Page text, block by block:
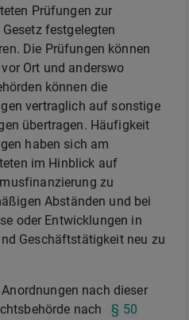
Prüfungen zur
festgelegten
Die Prüfungen können
Ort und anderswo
können die
vertraglich auf sonstige
übertragen. Häufigkeit
haben sich am
im Hinblick auf
zu
Abständen und bei
oder Entwicklungen in
Geschäftstätigkeit neu zu
nach dieser
nach
§ 50